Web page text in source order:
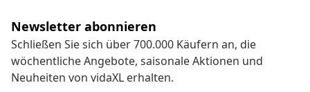
Newsletter abonnieren
Schließen Sie sich über 700.000 Käufern an, die
wöchentliche Angebote, saisonale Aktionen und
Neuheiten von vidaXL erhalten.